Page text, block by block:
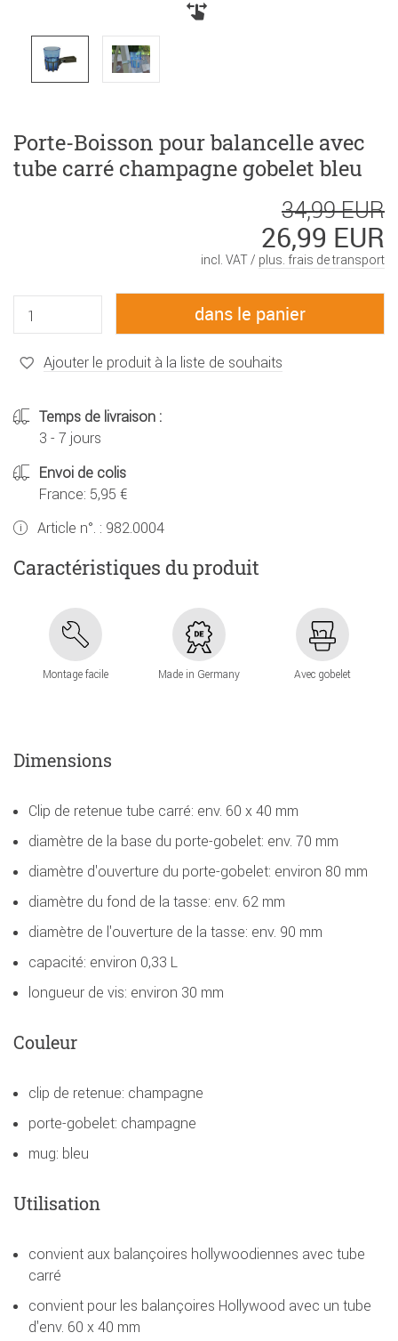
Porte-Boisson pour balancelle avec
tube carré champagne gobelet bleu
34,99 EUR
26,99 EUR
incl. VAT / plus. frais de transport
Ajouter le produit à la liste de souhaits
Temps de livraison :
3 - 7 jours
Envoi de colis
France: 5,95 €
Article n°. : 982.0004
Caractéristiques du produit
Montage facile Made in Germany Avec gobelet
Dimensions
Clip de retenue tube carré: env. 60 x 40 mm
diamètre de la base du porte-gobelet: env. 70 mm
diamètre d'ouverture du porte-gobelet: environ 80 mm
diamètre du fond de la tasse: env. 62 mm
diamètre de l'ouverture de la tasse: env. 90 mm
capacité: environ 0,33 L
longueur de vis: environ 30 mm
Couleur
clip de retenue: champagne
porte-gobelet: champagne
mug: bleu
Utilisation
convient aux balançoires hollywoodiennes avec tube
carré
convient pour les balançoires Hollywood avec un tube
d'env. 60 x 40 mm